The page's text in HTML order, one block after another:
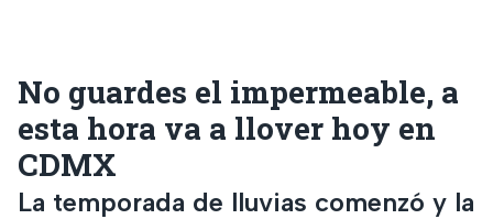
No guardes el impermeable, a
esta hora va a llover hoy en
CDMX
La temporada de lluvias comenzó y la